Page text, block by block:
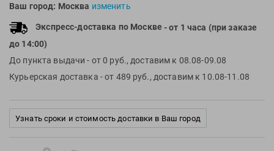
TUSA
TYR
Under Armour
View
Waboba
Ваш город: Москва изменить
Экспресс-доставка по Москве - от 1 часа (при заказе
до 14:00)
До пункта выдачи - от 0 руб., доставим к 08.08-09.08
Курьерская доставка - от 489 руб., доставим к 10.08-11.08
Узнать сроки и стоимость доставки в Ваш город